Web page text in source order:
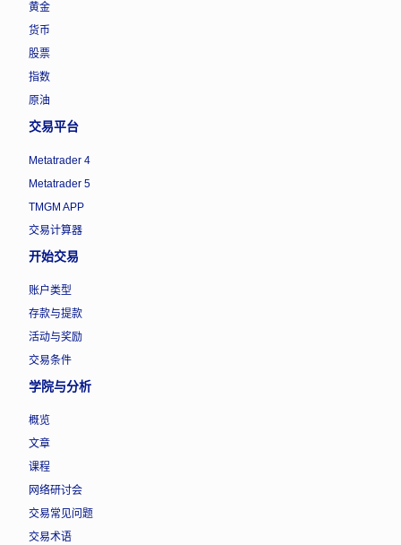
黄金
货币
股票
指数
原油
交易平台
Metatrader 4
Metatrader 5
TMGM APP
交易计算器
开始交易
账户类型
存款与提款
活动与奖励
交易条件
学院与分析
概览
文章
课程
网络研讨会
交易常见问题
交易术语